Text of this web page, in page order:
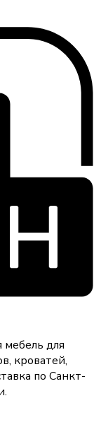
мебель для
кроватей,
по Санкт-